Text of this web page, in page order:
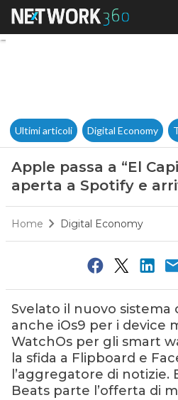
Apple
Ultimi articoli Digital Economy
Apple passa a “El
aperta a Spotify e
Home Digital Economy
Svelato il nuovo sistema
anche iOs9 per i device
WatchOs per gli smart
la sfida a Flipboard e
l’aggregatore di notizie.
Beats parte l’offerta di